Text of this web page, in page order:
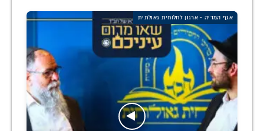
אגף המדיה - ארגון לחלוחית גאולתית